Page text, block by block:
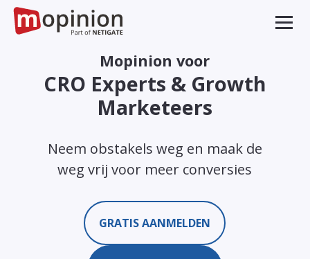
Mopinion voor
CRO Experts & Growth
Marketeers
Neem obstakels weg en maak de
weg vrij voor meer conversies
GRATIS AANMELDEN